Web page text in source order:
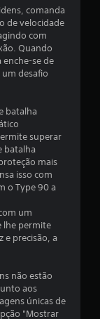
4
.
1
t
r
e
l
a
s
(
comanda
de velocidade
com
Quando
enche-se de
desafio
batalha
superar
batalha
mais
isso com
o Type 90 a
um
lhe permite
e precisão, a
não estão
aos
únicas de
"Mostrar